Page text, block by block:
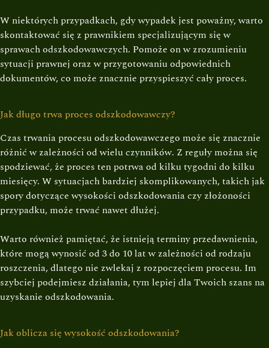
W niektórych przypadkach, gdy wypadek jest poważny, warto
skontaktować się z prawnikiem specjalizującym się w
sprawach odszkodowawczych. Pomoże on w zrozumieniu
sytuacji prawnej oraz w przygotowaniu odpowiednich
dokumentów, co może znacznie przyspieszyć cały proces.
Jak długo trwa proces odszkodowawczy?
Czas trwania procesu odszkodowawczego może się znacznie
różnić w zależności od wielu czynników. Z reguły można się
spodziewać, że proces ten potrwa od kilku tygodni do kilku
miesięcy. W sytuacjach bardziej skomplikowanych, takich jak
spory dotyczące wysokości odszkodowania czy złożoności
przypadku, może trwać nawet dłużej.
Warto również pamiętać, że istnieją terminy przedawnienia,
które mogą wynosić od 3 do 10 lat w zależności od rodzaju
roszczenia, dlatego nie zwlekaj z rozpoczęciem procesu. Im
szybciej podejmiesz działania, tym lepiej dla Twoich szans na
uzyskanie odszkodowania.
Jak oblicza się wysokość odszkodowania?